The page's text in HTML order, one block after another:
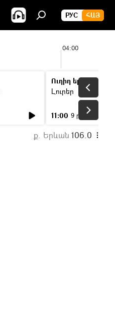
РУС ՀԱՅ
04:00
Ուղիղ եթեր
Լուրեր
11:00 9 ր
ք. Երևան 106.0